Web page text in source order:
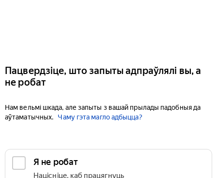
Пацвердзіце, што запыты адпраўлялі вы, а
не робат
Нам вельмі шкада, але запыты з вашай прылады падобныя да
аўтаматычных.
Чаму гэта магло адбыцца?
Я не робат
Націсніце, каб працягнуць